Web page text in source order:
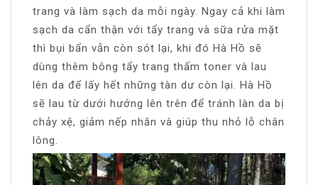
trang và làm sạch da mỗi ngày. Ngay cả khi làm
sạch da cẩn thận với tẩy trang và sữa rửa mặt
thì bụi bẩn vẫn còn sót lại, khi đó Hà Hồ sẽ
dùng thêm bông tẩy trang thấm toner và lau
lên da để lấy hết những tàn dư còn lại. Hà Hồ
sẽ lau từ dưới hướng lên trên để tránh làn da bị
chảy xệ, giảm nếp nhăn và giúp thu nhỏ lỗ chân
lông.